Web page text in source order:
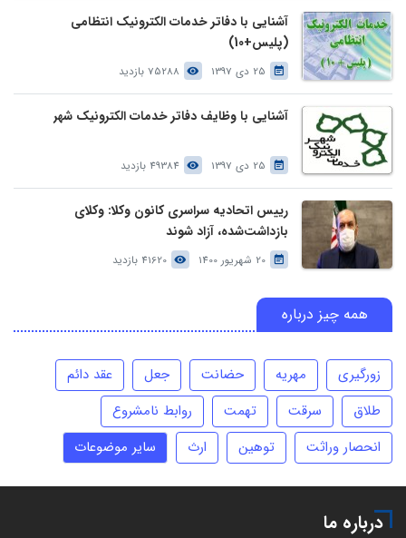
آشنایی با دفاتر خدمات الکترونیک انتظامی
(پلیس+10)
25 دی 1397 75288 بازدید
آشنایی با وظایف دفاتر خدمات الکترونیک شهر
25 دی 1397 49384 بازدید
رییس اتحادیه سراسری کانون وکلا: وکلای
بازداشت‌شده، آزاد شوند
20 شهریور 1400 41620 بازدید
همه چیز درباره
زورگیری مهریه حضانت جعل
عقد دائم
طلاق
سرقت تهمت
روابط نامشروع
انحصار وراثت
توهین ارث سایر موضوعات
درباره ما